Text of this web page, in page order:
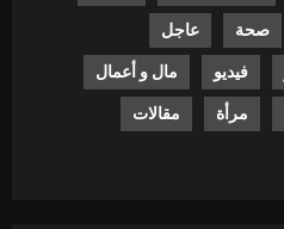
صحة عاجل
فيديو مال و أعمال
مرأة مقالات